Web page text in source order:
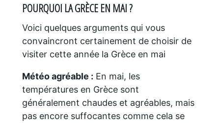
POURQUOI LA GRÈCE EN MAI ?
Voici quelques arguments qui vous
convaincront certainement de choisir de
visiter cette année la Grèce en mai
Météo agréable : En mai, les
températures en Grèce sont
généralement chaudes et agréables, mais
pas encore suffocantes comme cela se